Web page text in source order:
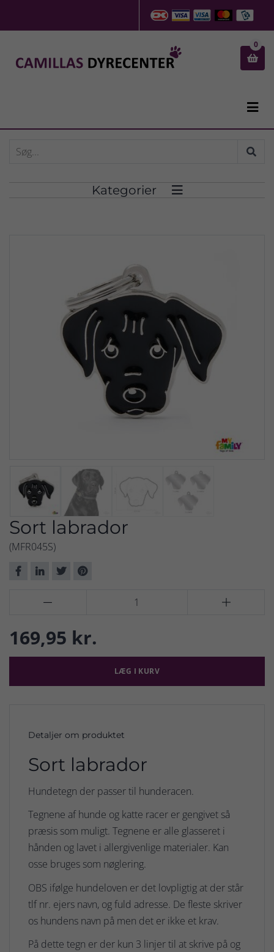

0

Kategorier 
Sort labrador
(MFR045S)
 
169,95 kr.
LÆG I KURV
Detaljer om produktet
Sort labrador
Hundetegn der passer til hunderacen.
Tegnene af hunde og katte racer er gengivet så
præsis som muligt. Tegnene er alle glasseret i
hånden og lavet i allergivenlige materialer. Kan
osse bruges som nøglering.
OBS ifølge hundeloven er det lovpligtig at der står
tlf nr. ejers navn, og fuld adresse. De fleste skriver
os hundens navn på men det er ikke et krav.
På dette tegn er der kun 3 linjer til at skrive på og